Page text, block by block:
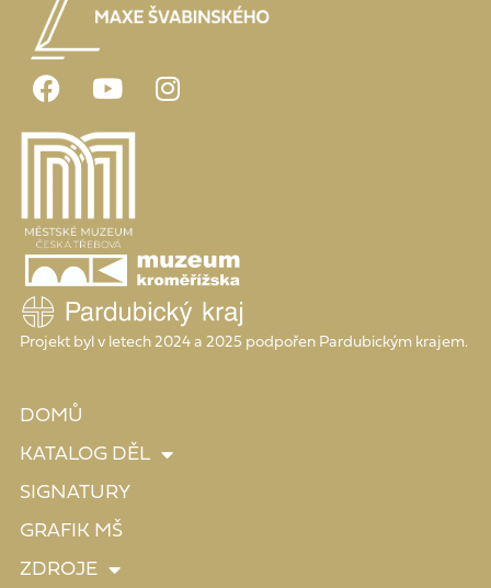
Projekt byl v letech 2024 a 2025 podpořen Pardubickým krajem.
DOMŮ
KATALOG DĚL
SIGNATURY
GRAFIK MŠ
ZDROJE